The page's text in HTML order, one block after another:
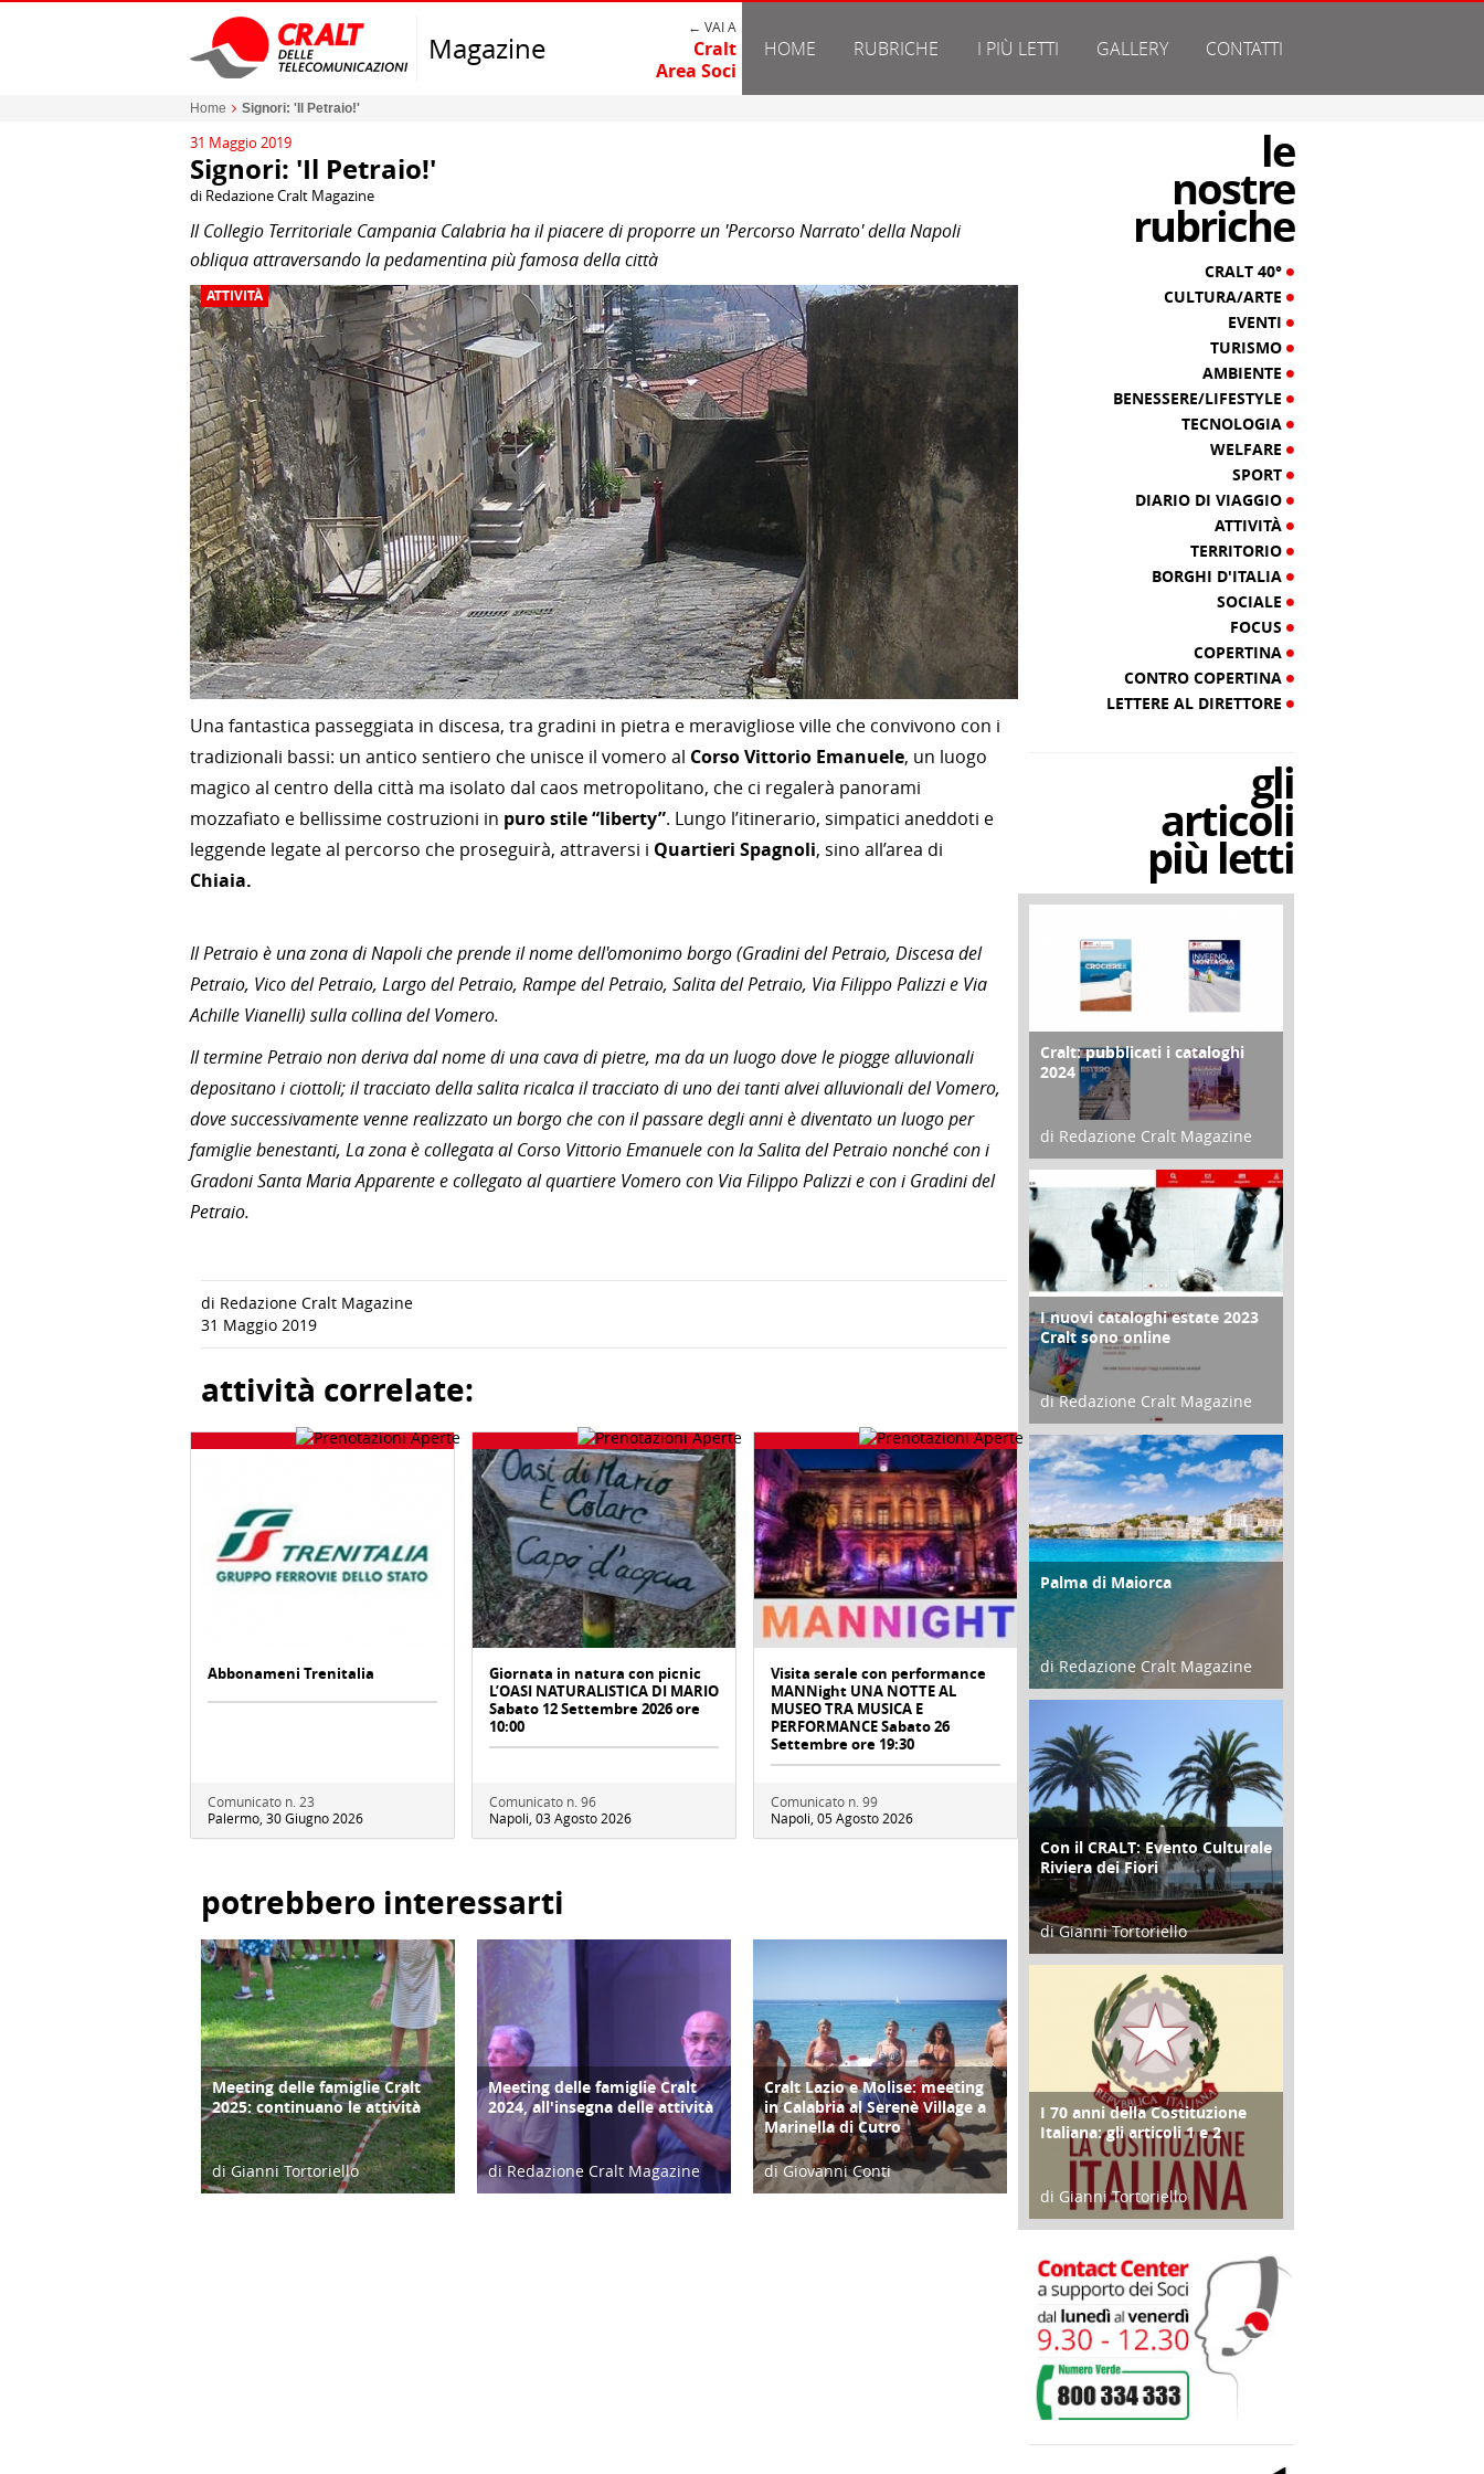
Magazine
← VAI A
Cralt
Area Soci
HOME RUBRICHE I PIÙ LETTI GALLERY CONTATTI
Home Signori: 'Il Petraio!'
31 Maggio 2019
Signori: 'Il Petraio!'
di Redazione Cralt Magazine
Il Collegio Territoriale Campania Calabria ha il piacere di proporre un 'Percorso Narrato' della Napoli
obliqua attraversando la pedamentina più famosa della città
ATTIVITÀ
Una fantastica passeggiata in discesa, tra gradini in pietra e meravigliose ville che convivono con i
tradizionali bassi: un antico sentiero che unisce il vomero al Corso Vittorio Emanuele, un luogo
magico al centro della città ma isolato dal caos metropolitano, che ci regalerà panorami
mozzafiato e bellissime costruzioni in puro stile “liberty”. Lungo l’itinerario, simpatici aneddoti e
leggende legate al percorso che proseguirà, attraversi i Quartieri Spagnoli, sino all’area di
Chiaia.
Il Petraio è una zona di Napoli che prende il nome dell'omonimo borgo (Gradini del Petraio, Discesa del
Petraio, Vico del Petraio, Largo del Petraio, Rampe del Petraio, Salita del Petraio, Via Filippo Palizzi e Via
Achille Vianelli) sulla collina del Vomero.
Il termine Petraio non deriva dal nome di una cava di pietre, ma da un luogo dove le piogge alluvionali
depositano i ciottoli; il tracciato della salita ricalca il tracciato di uno dei tanti alvei alluvionali del Vomero,
dove successivamente venne realizzato un borgo che con il passare degli anni è diventato un luogo per
famiglie benestanti, La zona è collegata al Corso Vittorio Emanuele con la Salita del Petraio nonché con i
Gradoni Santa Maria Apparente e collegato al quartiere Vomero con Via Filippo Palizzi e con i Gradini del
Petraio.
di Redazione Cralt Magazine
31 Maggio 2019
attività correlate:
Abbonameni Trenitalia
Comunicato n. 23
Palermo, 30 Giugno 2026
Giornata in natura con picnic
L’OASI NATURALISTICA DI MARIO
Sabato 12 Settembre 2026 ore
10:00
Comunicato n. 96
Napoli, 03 Agosto 2026
Visita serale con performance
MANNight UNA NOTTE AL
MUSEO TRA MUSICA E
PERFORMANCE Sabato 26
Settembre ore 19:30
Comunicato n. 99
Napoli, 05 Agosto 2026
potrebbero interessarti
COPERTINA
Meeting delle famiglie Cralt
2025: continuano le attività
di Gianni Tortoriello
COPERTINA
Meeting delle famiglie Cralt
2024, all'insegna delle attività
di Redazione Cralt Magazine
DIARIO DI VIAGGIO
Cralt Lazio e Molise: meeting
in Calabria al Serenè Village a
Marinella di Cutro
di Giovanni Conti
le
nostre
rubriche
CRALT 40°
CULTURA/ARTE
EVENTI
TURISMO
AMBIENTE
BENESSERE/LIFESTYLE
TECNOLOGIA
WELFARE
SPORT
DIARIO DI VIAGGIO
ATTIVITÀ
TERRITORIO
BORGHI D'ITALIA
SOCIALE
FOCUS
COPERTINA
CONTRO COPERTINA
LETTERE AL DIRETTORE
gli
articoli
più letti
COPERTINA
Cralt: pubblicati i cataloghi
2024
di Redazione Cralt Magazine
21 Novembre 2023
CONTRO COPERTINA
I nuovi cataloghi estate 2023
Cralt sono online
di Redazione Cralt Magazine
07 Marzo 2023
ATTIVITÀ
Palma di Maiorca
di Redazione Cralt Magazine
25 Giugno 2016
ATTIVITÀ
Con il CRALT: Evento Culturale
Riviera dei Fiori
di Gianni Tortoriello
16 Febbraio 2018
FOCUS
I 70 anni della Costituzione
Italiana: gli articoli 1 e 2
di Gianni Tortoriello
17 Marzo 2018